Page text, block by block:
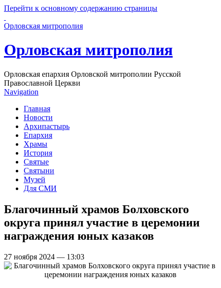
Перейти к основному содержанию страницы
Орловская митрополия
Орловская митрополия
Орловская епархия Орловской митрополии Русской
Православной Церкви
Navigation
Главная
Новости
Архипастырь
Епархия
Храмы
История
Святые
Святыни
Музей
Для СМИ
Благочинный храмов Болховского
округа принял участие в церемонии
награждения юных казаков
27 ноября 2024 — 13:03